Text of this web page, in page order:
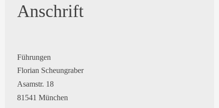
Anschrift
Führungen
Florian Scheungraber
Asamstr. 18
81541 München